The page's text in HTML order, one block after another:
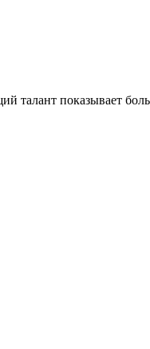
талант показывает